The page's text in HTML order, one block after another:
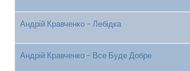
Андрій Кравченко - Лебідка
Андрій Кравченко - Все Буде Добре